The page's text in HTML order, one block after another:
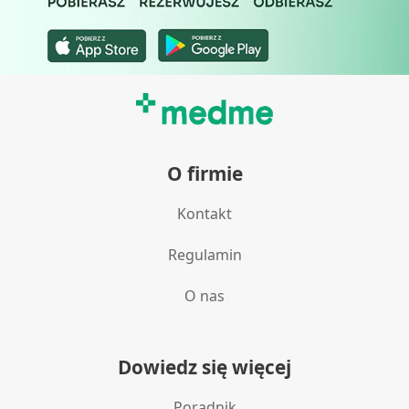
O firmie
Kontakt
Regulamin
O nas
Dowiedz się więcej